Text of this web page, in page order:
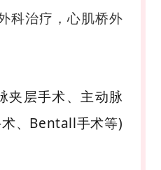
科治疗，心肌桥外
夹层手术、主动脉
、Bentall手术等)